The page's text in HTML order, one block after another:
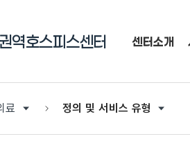
권역호스피스센터 센터소개
료 정의 및 서비스 유형